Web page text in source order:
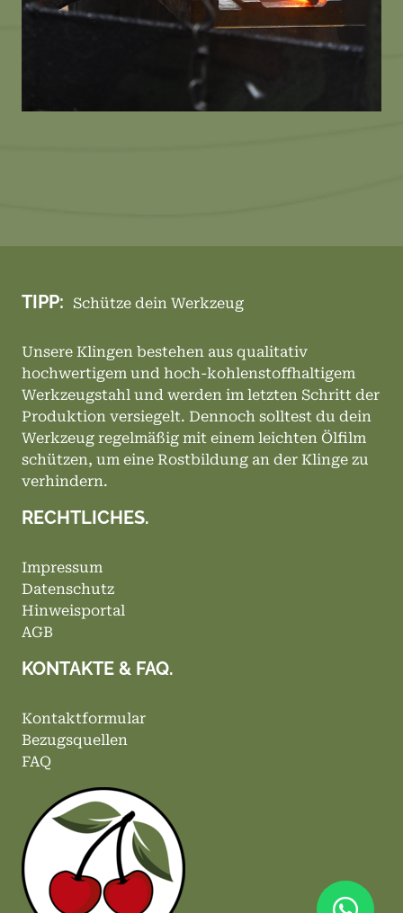
TIPP: Schütze dein Werkzeug
Unsere Klingen bestehen aus qualitativ
hochwertigem und hoch-kohlenstoffhaltigem
Werkzeugstahl und werden im letzten Schritt der
Produktion versiegelt. Dennoch solltest du dein
Werkzeug regelmäßig mit einem leichten Ölfilm
schützen, um eine Rostbildung an der Klinge zu
verhindern.
RECHTLICHES.
Impressum
Datenschutz
Hinweisportal
AGB
KONTAKTE & FAQ.
Kontaktformular
Bezugsquellen
FAQ